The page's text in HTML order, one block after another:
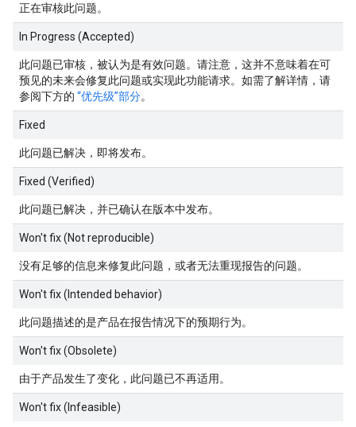
正在审核此问题。
In Progress (Accepted)
此问题已审核，被认为是有效问题。请注意，这并不意味着在可
预见的未来会修复此问题或实现此功能请求。如需了解详情，请
参阅下方的 “优先级”部分。
Fixed
此问题已解决，即将发布。
Fixed (Verified)
此问题已解决，并已确认在版本中发布。
Won't fix (Not reproducible)
没有足够的信息来修复此问题，或者无法重现报告的问题。
Won't fix (Intended behavior)
此问题描述的是产品在报告情况下的预期行为。
Won't fix (Obsolete)
由于产品发生了变化，此问题已不再适用。
Won't fix (Infeasible)